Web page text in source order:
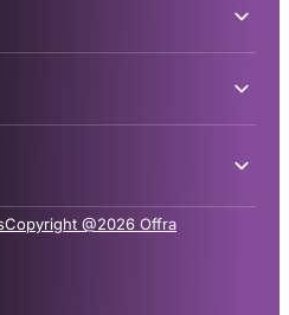
Copyright @2026 Offra